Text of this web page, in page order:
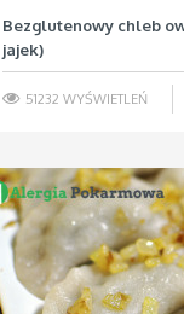
Bezglutenowy chleb
jajek)
51232 WYŚWIETLEŃ